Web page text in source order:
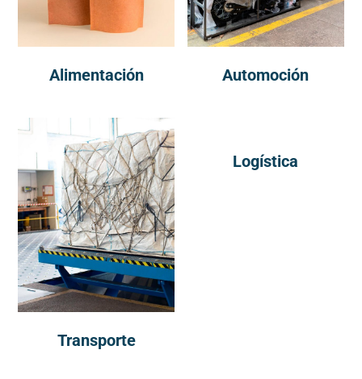
Alimentación Automoción
Transporte
Logística